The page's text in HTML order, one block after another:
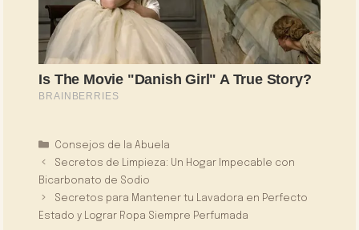
Categorías
Consejos de la Abuela
Secretos de Limpieza: Un Hogar Impecable con
Bicarbonato de Sodio
Secretos para Mantener tu Lavadora en Perfecto
Estado y Lograr Ropa Siempre Perfumada